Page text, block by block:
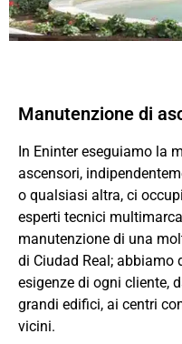
Manutenzione di
In Eninter eseguiamo la
ascensori,
o qualsiasi altra, ci
esperti tecnici
manutenzione di una
di Ciudad Real;
esigenze di ogni cliente,
grandi edifici, ai centri
vicini.